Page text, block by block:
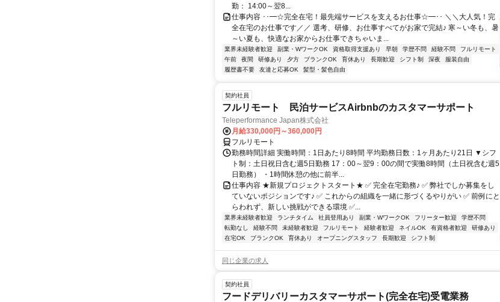
勤： 14:00～翌8...
仕事内容 ･･━☆完全在宅！最先端サービスを支えるお仕事☆━･･ ＼＼大人気！完
全在宅のお仕事です／／ 選考、研修、お仕事すべてがお家で完結♪ 寒～い冬も、暑
～い夏も、快適なお家からお仕事できちゃいま...
業界未経験者歓迎 副業・WワークOK 資格取得支援あり 早朝 学歴不問 経験不問
フルリモート
午前
夜間 研修あり 夕方 ブランクOK 育休あり 長期歓迎 シフト制 深夜
服装自由
履歴書不要
友達と応募OK 髪型・髪色自由
契約社員
フルリモート 民泊サービスAirbnbのカスタマーサポート
Teleperformance Japan株式会社
月給330,000円～360,000円
フルリモート
勤務時間詳細 実働時間：1日あたり8時間 平均勤務日数：1ヶ月あたり21日 ▼シフ
ト制：土日祝日含む週5日勤務 17：00～翌9：00の間で実働8時間（土日祝含む週5
日勤務） ・1時間休憩の他に前半...
仕事内容 ★新規プロジェクトスタート★ ✅ 完全在宅勤務♪ ✅ 弊社でしか募集をし
ていないポジションです♪ ✅ これからの組織を一緒に形づくるやりがい ✅ 前例にと
らわれず、新しい挑戦ができる環境 ✅...
業界未経験者歓迎 ランチタイム 社員登用あり 副業・WワークOK フリーター歓迎
学歴不問
転勤なし
経験不問 未経験者歓迎 フルリモート 経験者歓迎 ネイルOK 有資格者歓迎
研修あり
在宅OK
ブランクOK 育休あり オープニングスタッフ 長期歓迎 シフト制
同じ企業の求人
契約社員
フードデリバリーカスタマーサポート(完全在宅)受電業務